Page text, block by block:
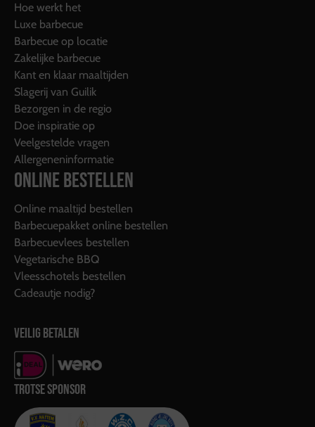
Hoe werkt het
Luxe barbecue
Barbecue op locatie
Zakelijke barbecue
Kant en klaar maaltijden
Slagerij van Guilik
Bezorgen in de regio
Doe inspiratie op
Veelgestelde vragen
Allergeneninformatie
ONLINE BESTELLEN
Online maaltijd bestellen
Barbecuepakket online bestellen
Barbecuevlees bestellen
Vegetarische BBQ
Vleesschotels bestellen
Cadeautje nodig?
VEILIG BETALEN
TROTSE SPONSOR